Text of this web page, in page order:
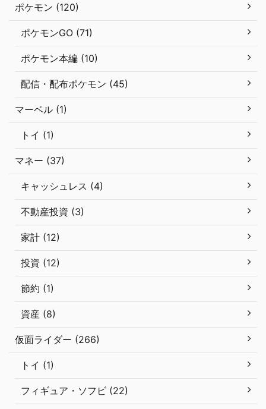
ポケモン (120)
ポケモンGO (71)
ポケモン本編 (10)
配信・配布ポケモン (45)
マーベル (1)
トイ (1)
マネー (37)
キャッシュレス (4)
不動産投資 (3)
家計 (12)
投資 (12)
節約 (1)
資産 (8)
仮面ライダー (266)
トイ (1)
フィギュア・ソフビ (22)